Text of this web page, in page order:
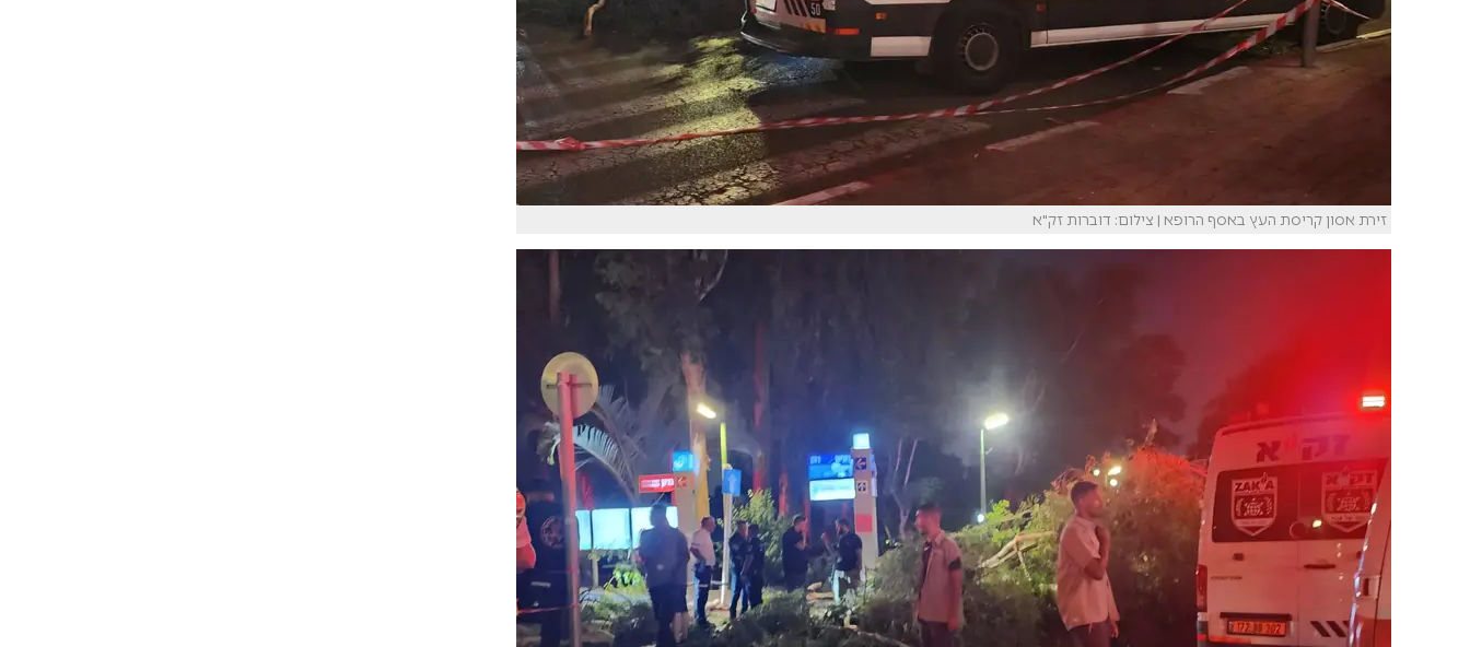
זירת אסון קריסת העץ באסף הרופא | צילום: דוברות זק"א